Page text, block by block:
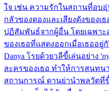
ใจ เช่น ความรักในสถานที่อบ
กลัวของดองและเสียงดังของ
ปฏิสัมพันธ์จากผู้อื่น โดยเฉพาะ
ของเธอที่แสดงออกเมื่อเธออ
Danya โรยด้วยวลีขี้เล่นอย่าง
ละครของเธอ ทำให้การสนท
สถานการณ์ ดานย่านำพลวัตที่